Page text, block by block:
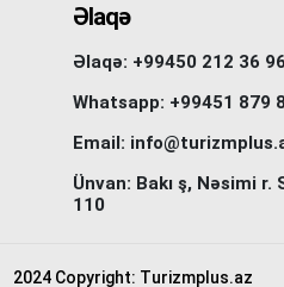
Əlaqə
Əlaqə: +99450 212 36 96
Whatsapp: +99451 879
Email:
Ünvan: Bakı ş, Nəsimi r.
110
2024 Copyright: Turizmplus.az